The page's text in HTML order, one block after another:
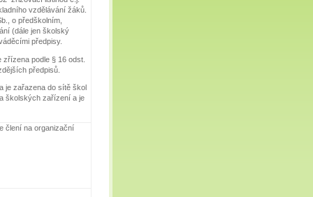
vzdělávání žáků.
o předškolním,
(dále jen školský
předpisy.
podle § 16 odst.
předpisů.
je zařazena do sítě škol
školských zařízení a je
člení na organizační